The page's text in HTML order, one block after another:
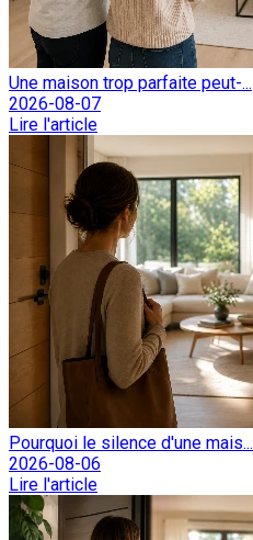
Une maison trop parfaite peut-...
2026-08-07
Lire l'article
Pourquoi le silence d'une mais...
2026-08-06
Lire l'article